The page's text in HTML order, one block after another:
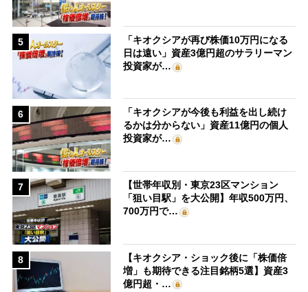
5
「キオクシアが再び株価10万円になる
日は遠い」資産3億円超のサラリーマン
投資家が…
6
「キオクシアが今後も利益を出し続け
るかは分からない」資産11億円の個人
投資家が…
7
【世帯年収別・東京23区マンション
「狙い目駅」を大公開】年収500万円、
700万円で…
8
【キオクシア・ショック後に「株価倍
増」も期待できる注目銘柄5選】資産3
億円超・…